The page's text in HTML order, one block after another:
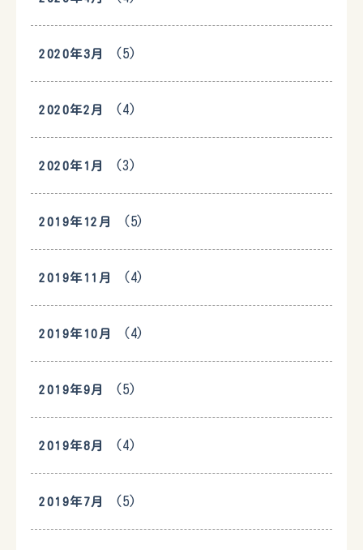
2020年3月 (5)
2020年2月 (4)
2020年1月 (3)
2019年12月 (5)
2019年11月 (4)
2019年10月 (4)
2019年9月 (5)
2019年8月 (4)
2019年7月 (5)